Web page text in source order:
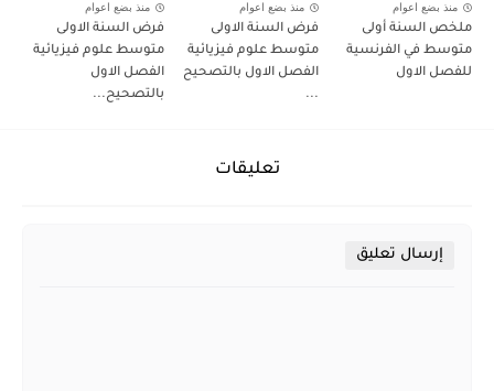
منذ بضع اعوام
ملخص السنة أولى
متوسط في الفرنسية
للفصل الاول
منذ بضع اعوام
فرض السنة الاولى
متوسط علوم فيزيائية
الفصل الاول بالتصحيح
...
منذ بضع اعوام
فرض السنة الاولى
متوسط علوم فيزيائية
الفصل الاول
بالتصحيح...
تعليقات
إرسال تعليق